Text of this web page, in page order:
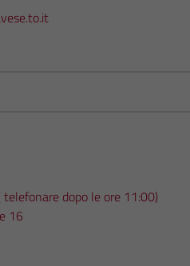
dopo le ore 11:00)
16